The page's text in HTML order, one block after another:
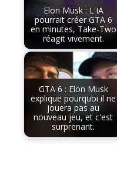
Elon Musk : L'IA
pourrait créer GTA 6
en minutes, Take-Two
réagit vivement.
GTA 6 : Elon Musk
explique pourquoi il ne
jouera pas au
nouveau jeu, et c'est
surprenant.